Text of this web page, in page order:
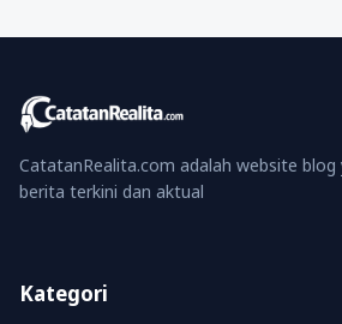
CatatanRealita.com adalah website blog
berita terkini dan aktual
Kategori